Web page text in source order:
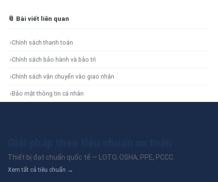
📎 Bài viết liên quan
›Chính sách thanh toán
›Chính sách bảo hành và bảo trì
›Chính sách vận chuyển vào giao nhận
›Bảo mật thông tin cá nhân
Thiết bị đạt chuẩn quốc tế — LOTO, OSHA, PPE, PCCC.
Xem tất cả tiêu chuẩn →